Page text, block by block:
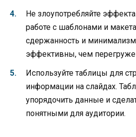
Не злоупотребляйте
работе с шаблонами и
сдержанность и
эффективны, чем
Используйте таблицы для
информации на слайдах.
упорядочить данные и
понятными для аудитории.